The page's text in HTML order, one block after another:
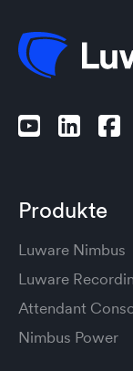
Produkte
Luware Nimbus
Luware
Attendant
Nimbus Power